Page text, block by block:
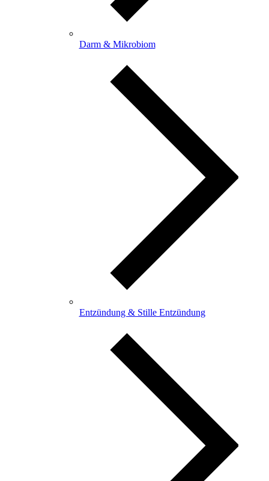
Darm & Mikrobiom
Entzündung & Stille Entzündung